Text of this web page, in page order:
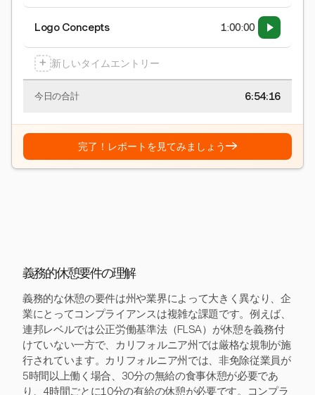
Logo Concepts 1:00:00
+ 新しいタイムエントリー
今日の合計 6:54:16
完了！レポートを見てみましょう→
義務的休憩要件の理解
義務的な休憩の要件は州や業界によって大きく異なり、企
業にとってコンプライアンスは複雑な課題です。例えば、
連邦レベルでは公正労働基準法（FLSA）が休憩を義務付
けていない一方で、カリフォルニア州では厳格な規制が施
行されています。カリフォルニア州では、非免除従業員が
5時間以上働く場合、30分の無給の食事休憩が必要であ
り、4時間ごとに10分の有給の休憩が必要です。コンプラ